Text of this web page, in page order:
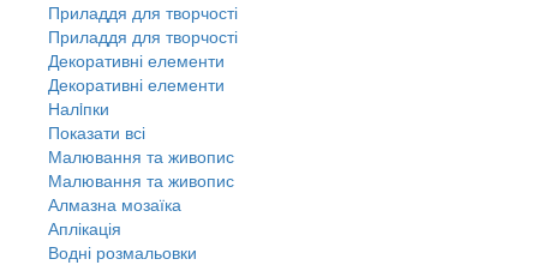
Приладдя для творчості
Приладдя для творчості
Декоративні елементи
Декоративні елементи
Налiпки
Показати всі
Малювання та живопис
Малювання та живопис
Алмазна мозаїка
Аплікація
Водні розмальовки